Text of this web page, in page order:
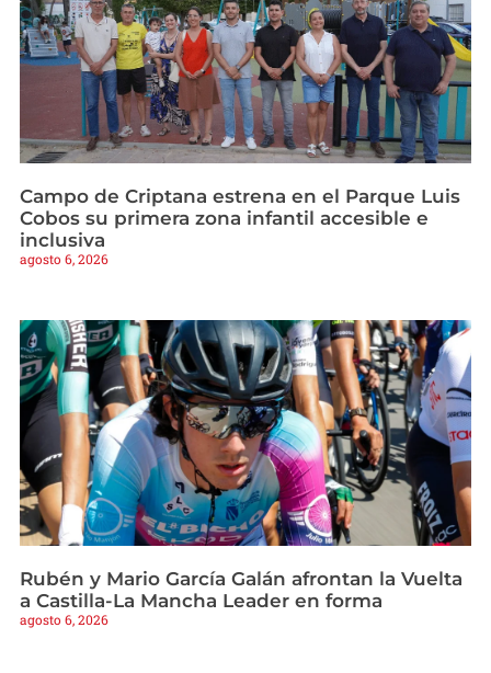
Campo de Criptana estrena en el Parque Luis
Cobos su primera zona infantil accesible e
inclusiva
agosto 6, 2026
Rubén y Mario García Galán afrontan la Vuelta
a Castilla-La Mancha Leader en forma
agosto 6, 2026